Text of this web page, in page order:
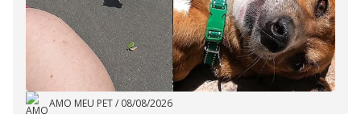
e
o
AMO MEU PET/ 08/08/2026